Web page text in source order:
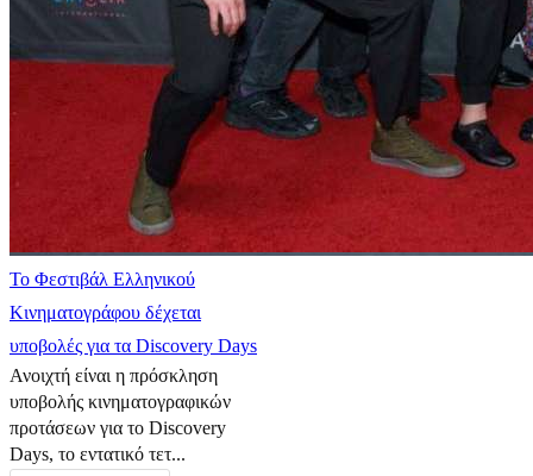
Το Φεστιβάλ Ελληνικού
Κινηματογράφου δέχεται
υποβολές για τα Discovery Days
Ανοιχτή είναι η πρόσκληση
υποβολής κινηματογραφικών
προτάσεων για το Discovery
Days, το εντατικό τετ...